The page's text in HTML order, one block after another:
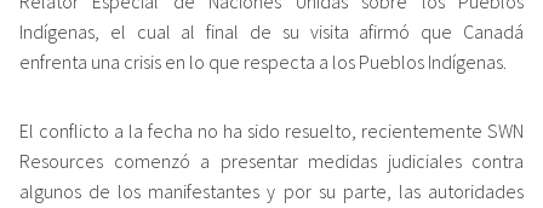
Indígenas, el cual al final de su visita afirmó que Canadá
enfrenta una crisis en lo que respecta a los Pueblos Indígenas.
El conflicto a la fecha no ha sido resuelto, recientemente SWN
Resources comenzó a presentar medidas judiciales contra
algunos de los manifestantes y por su parte, las autoridades